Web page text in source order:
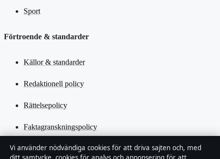
Sport
Förtroende & standarder
Källor & standarder
Redaktionell policy
Rättelsepolicy
Faktagranskningspolicy
Ägande & finansiering
Vi använder nödvändiga cookies för att driva sajten och, med